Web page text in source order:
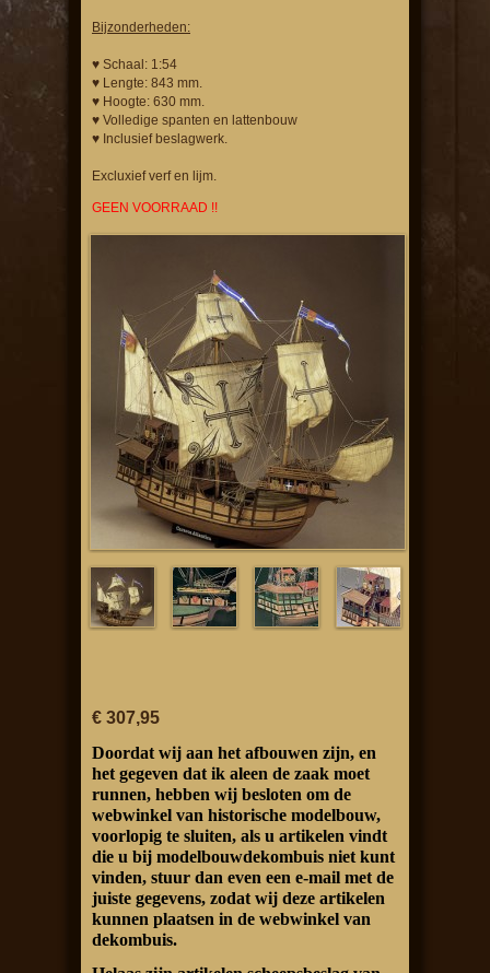
Bijzonderheden:
♥ Schaal: 1:54
♥ Lengte: 843 mm.
♥ Hoogte: 630 mm.
♥ Volledige spanten en lattenbouw
♥ Inclusief beslagwerk.
Excluxief verf en lijm.
GEEN VOORRAAD !!
€ 307,95
Doordat wij aan het afbouwen zijn, en
het gegeven dat ik aleen de zaak moet
runnen, hebben wij besloten om de
webwinkel van historische modelbouw,
voorlopig te sluiten, als u artikelen vindt
die u bij modelbouwdekombuis niet kunt
vinden, stuur dan even een e-mail met de
juiste gegevens, zodat wij deze artikelen
kunnen plaatsen in de webwinkel van
dekombuis.